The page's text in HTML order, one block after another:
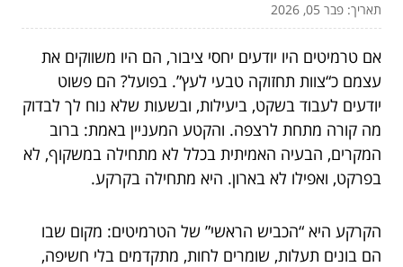
תאריך: פבר 05, 2026
אם טרמיטים היו יודעים יחסי ציבור, הם היו משווקים את
עצמם כ“צוות תחזוקה טבעי לעץ”. בפועל? הם פשוט
יודעים לעבוד בשקט, ביעילות, ובשעות שלא נוח לך לבדוק
מה קורה מתחת לרצפה. והקטע המעניין באמת: ברוב
המקרים, הבעיה האמיתית בכלל לא מתחילה במשקוף, לא
בפרקט, ואפילו לא בארון. היא מתחילה בקרקע.
הקרקע היא “הכביש הראשי” של הטרמיטים: מקום שבו
הם בונים תעלות, שומרים לחות, מתקדמים בלי חשיפה,